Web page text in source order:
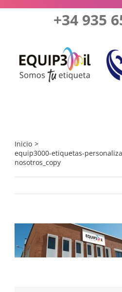
+34 935
Inicio
equip3000-etiquetas-
nosotros_copy